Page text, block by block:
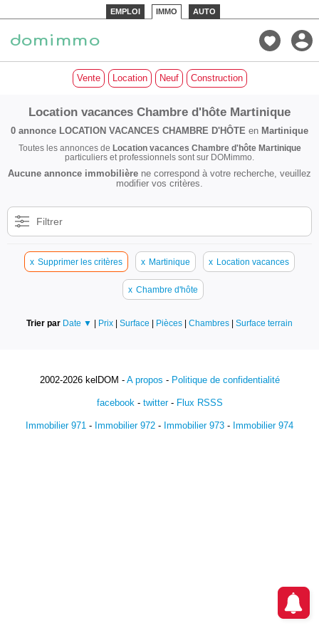
EMPLOI IMMO AUTO
Vente Location Neuf Construction
Location vacances Chambre d'hôte Martinique
0 annonce LOCATION VACANCES CHAMBRE D'HÔTE en Martinique
Toutes les annonces de Location vacances Chambre d'hôte Martinique
particuliers et professionnels sont sur DOMimmo.
Aucune annonce immobilière ne correspond à votre recherche, veuillez
modifier vos critères.
Filtrer
x Supprimer les critères x Martinique x Location vacances
x Chambre d'hôte
Trier par Date ▼ | Prix | Surface | Pièces | Chambres | Surface terrain
2002-2026 kelDOM - A propos - Politique de confidentialité
facebook- twitter- Flux RSSS
Immobilier 971 - Immobilier 972 - Immobilier 973 - Immobilier 974